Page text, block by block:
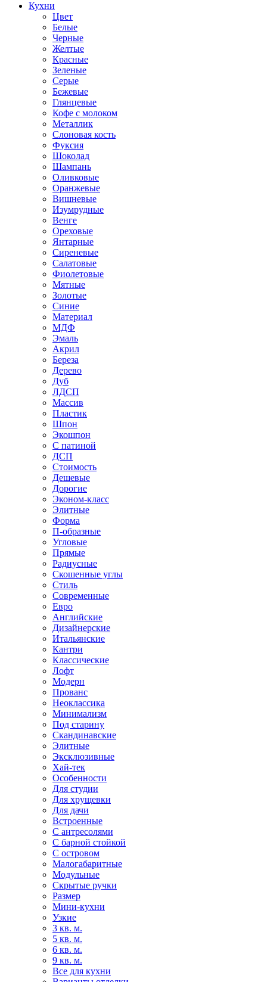
Кухни
Цвет
Белые
Черные
Желтые
Красные
Зеленые
Серые
Бежевые
Глянцевые
Кофе с молоком
Металлик
Слоновая кость
Фуксия
Шоколад
Шампань
Оливковые
Оранжевые
Вишневые
Изумрудные
Венге
Ореховые
Янтарные
Сиреневые
Салатовые
Фиолетовые
Мятные
Золотые
Синие
Материал
МДФ
Эмаль
Акрил
Береза
Дерево
Дуб
ЛДСП
Массив
Пластик
Шпон
Экошпон
С патиной
ДСП
Стоимость
Дешевые
Дорогие
Эконом-класс
Элитные
Форма
П-образные
Угловые
Прямые
Радиусные
Скошенные углы
Стиль
Современные
Евро
Английские
Дизайнерские
Итальянские
Кантри
Классические
Лофт
Модерн
Прованс
Неоклассика
Минимализм
Под старину
Скандинавские
Элитные
Эксклюзивные
Хай-тек
Особенности
Для студии
Для хрущевки
Для дачи
Встроенные
С антресолями
С барной стойкой
С островом
Малогабаритные
Модульные
Скрытые ручки
Размер
Мини-кухни
Узкие
3 кв. м.
5 кв. м.
6 кв. м.
9 кв. м.
Все для кухни